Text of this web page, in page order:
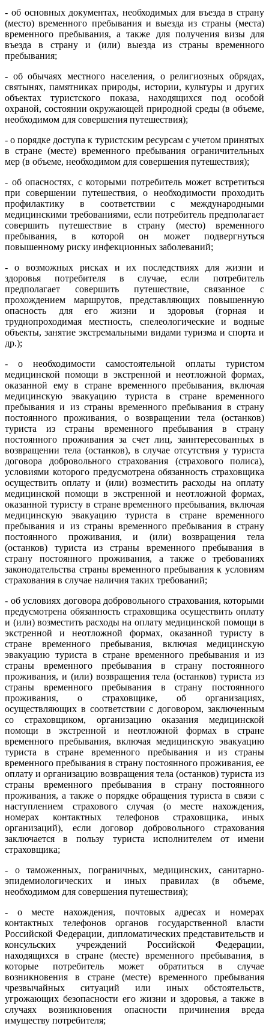
- об основных документах, необходимых для въезда в страну
(место) временного пребывания и выезда из страны (места)
временного пребывания, а также для получения визы для
въезда в страну и (или) выезда из страны временного
пребывания;
- об обычаях местного населения, о религиозных обрядах,
святынях, памятниках природы, истории, культуры и других
объектах туристского показа, находящихся под особой
охраной, состоянии окружающей природной среды (в объеме,
необходимом для совершения путешествия);
- о порядке доступа к туристским ресурсам с учетом принятых
в стране (месте) временного пребывания ограничительных
мер (в объеме, необходимом для совершения путешествия);
- об опасностях, с которыми потребитель может встретиться
при совершении путешествия, о необходимости проходить
профилактику в соответствии с международными
медицинскими требованиями, если потребитель предполагает
совершить путешествие в страну (место) временного
пребывания, в которой он может подвергнуться
повышенному риску инфекционных заболеваний;
- о возможных рисках и их последствиях для жизни и
здоровья потребителя в случае, если потребитель
предполагает совершить путешествие, связанное с
прохождением маршрутов, представляющих повышенную
опасность для его жизни и здоровья (горная и
труднопроходимая местность, спелеологические и водные
объекты, занятие экстремальными видами туризма и спорта и
др.);
- о необходимости самостоятельной оплаты туристом
медицинской помощи в экстренной и неотложной формах,
оказанной ему в стране временного пребывания, включая
медицинскую эвакуацию туриста в стране временного
пребывания и из страны временного пребывания в страну
постоянного проживания, о возвращении тела (останков)
туриста из страны временного пребывания в страну
постоянного проживания за счет лиц, заинтересованных в
возвращении тела (останков), в случае отсутствия у туриста
договора добровольного страхования (страхового полиса),
условиями которого предусмотрена обязанность страховщика
осуществить оплату и (или) возместить расходы на оплату
медицинской помощи в экстренной и неотложной формах,
оказанной туристу в стране временного пребывания, включая
медицинскую эвакуацию туриста в стране временного
пребывания и из страны временного пребывания в страну
постоянного проживания, и (или) возвращения тела
(останков) туриста из страны временного пребывания в
страну постоянного проживания, а также о требованиях
законодательства страны временного пребывания к условиям
страхования в случае наличия таких требований;
- об условиях договора добровольного страхования, которыми
предусмотрена обязанность страховщика осуществить оплату
и (или) возместить расходы на оплату медицинской помощи в
экстренной и неотложной формах, оказанной туристу в
стране временного пребывания, включая медицинскую
эвакуацию туриста в стране временного пребывания и из
страны временного пребывания в страну постоянного
проживания, и (или) возвращения тела (останков) туриста из
страны временного пребывания в страну постоянного
проживания, о страховщике, об организациях,
осуществляющих в соответствии с договором, заключенным
со страховщиком, организацию оказания медицинской
помощи в экстренной и неотложной формах в стране
временного пребывания, включая медицинскую эвакуацию
туриста в стране временного пребывания и из страны
временного пребывания в страну постоянного проживания, ее
оплату и организацию возвращения тела (останков) туриста из
страны временного пребывания в страну постоянного
проживания, а также о порядке обращения туриста в связи с
наступлением страхового случая (о месте нахождения,
номерах контактных телефонов страховщика, иных
организаций), если договор добровольного страхования
заключается в пользу туриста исполнителем от имени
страховщика;
- о таможенных, пограничных, медицинских, санитарно-
эпидемиологических и иных правилах (в объеме,
необходимом для совершения путешествия);
- о месте нахождения, почтовых адресах и номерах
контактных телефонов органов государственной власти
Российской Федерации, дипломатических представительств и
консульских учреждений Российской Федерации,
находящихся в стране (месте) временного пребывания, в
которые потребитель может обратиться в случае
возникновения в стране (месте) временного пребывания
чрезвычайных ситуаций или иных обстоятельств,
угрожающих безопасности его жизни и здоровья, а также в
случаях возникновения опасности причинения вреда
имуществу потребителя;